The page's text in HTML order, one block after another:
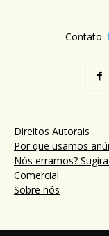
Contato:
Direitos Autorais
Por que usamos
Nós erramos?
Comercial
Sobre nós